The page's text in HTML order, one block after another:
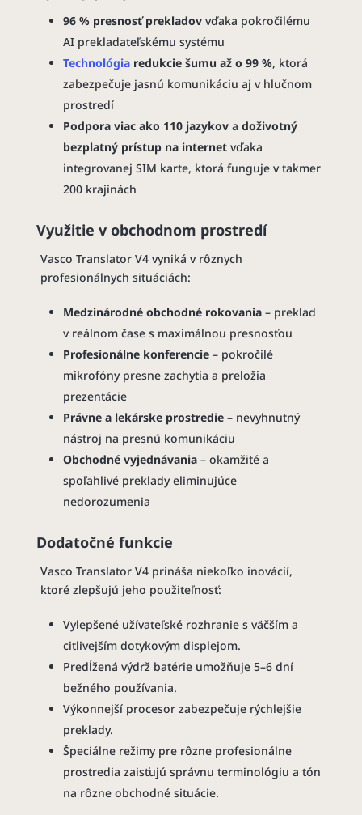
96 % presnosť prekladovvďaka pokročilému
AI prekladateľskému systému
Technológiaredukcie šumu až o 99 %, ktorá
zabezpečuje jasnú komunikáciu aj v hlučnom
prostredí
Podpora viac ako 110 jazykova doživotný
bezplatný prístup na internetvďaka
integrovanej SIM karte, ktorá funguje v takmer
200 krajinách
Využitie v obchodnom prostredí
Vasco Translator V4 vyniká v rôznych
profesionálnych situáciách:
Medzinárodné obchodné rokovania– preklad
v reálnom čase s maximálnou presnosťou
Profesionálne konferencie– pokročilé
mikrofóny presne zachytia a preložia
prezentácie
Právne a lekárske prostredie– nevyhnutný
nástroj na presnú komunikáciu
Obchodné vyjednávania– okamžité a
spoľahlivé preklady eliminujúce
nedorozumenia
Dodatočné funkcie
Vasco Translator V4 prináša niekoľko inovácií,
ktoré zlepšujú jeho použiteľnosť:
Vylepšené užívateľské rozhranie s väčším a
citlivejším dotykovým displejom.
Predĺžená výdrž batérie umožňuje 5–6 dní
bežného používania.
Výkonnejší procesor zabezpečuje rýchlejšie
preklady.
Špeciálne režimy pre rôzne profesionálne
prostredia zaisťujú správnu terminológiu a tón
na rôzne obchodné situácie.